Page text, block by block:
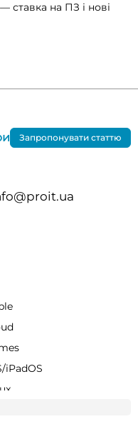
ставка на ПЗ і нові
Запропонувати статтю
iPadOS